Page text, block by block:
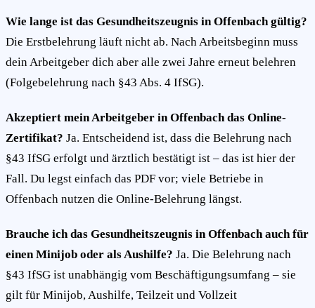
Wie lange ist das Gesundheitszeugnis in Offenbach gültig?
Die Erstbelehrung läuft nicht ab. Nach Arbeitsbeginn muss
dein Arbeitgeber dich aber alle zwei Jahre erneut belehren
(Folgebelehrung nach §43 Abs. 4 IfSG).
Akzeptiert mein Arbeitgeber in Offenbach das Online-
Zertifikat? Ja. Entscheidend ist, dass die Belehrung nach
§43 IfSG erfolgt und ärztlich bestätigt ist – das ist hier der
Fall. Du legst einfach das PDF vor; viele Betriebe in
Offenbach nutzen die Online-Belehrung längst.
Brauche ich das Gesundheitszeugnis in Offenbach auch für
einen Minijob oder als Aushilfe? Ja. Die Belehrung nach
§43 IfSG ist unabhängig vom Beschäftigungsumfang – sie
gilt für Minijob, Aushilfe, Teilzeit und Vollzeit